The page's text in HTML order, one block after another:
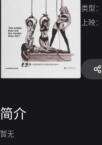
类型：
上映：
简介
暂无